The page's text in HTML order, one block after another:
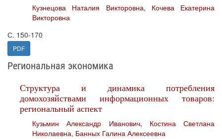
Кузнецова Наталия Викторовна, Кочева Екатерина
Викторовна
С. 150-170
PDF
Региональная экономика
Структура и динамика потребления
домохозяйствами информационных товаров:
региональный аспект
Кузьмин Александр Иванович, Костина Светлана
Николаевна, Банных Галина Алексеевна